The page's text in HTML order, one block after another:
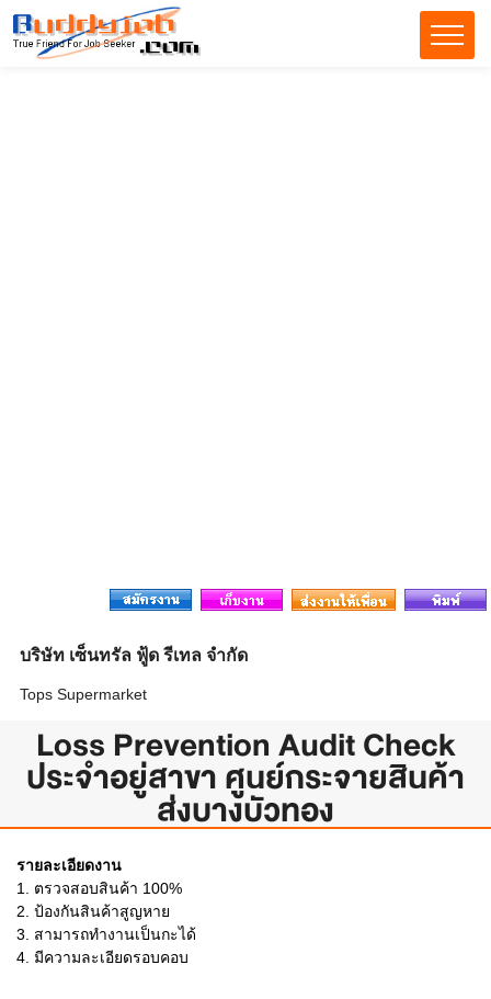
บริษัท เซ็นทรัล ฟู้ด รีเทล จำกัด
Tops Supermarket
Loss Prevention Audit Check
ประจำอยู่สาขา ศูนย์กระจายสินค้า
ส่งบางบัวทอง
รายละเอียดงาน
1. ตรวจสอบสินค้า 100%
2. ป้องกันสินค้าสูญหาย
3. สามารถทำงานเป็นกะได้
4. มีความละเอียดรอบคอบ